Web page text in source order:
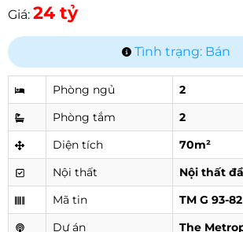
Giá: 24 tỷ
Tình trạng: Bán
Phòng ngủ
2
Phòng tắm
2
Diện tích
70m²
Nội thất
Nội thất
Mã tin
TM G 93-82
Dự án
The